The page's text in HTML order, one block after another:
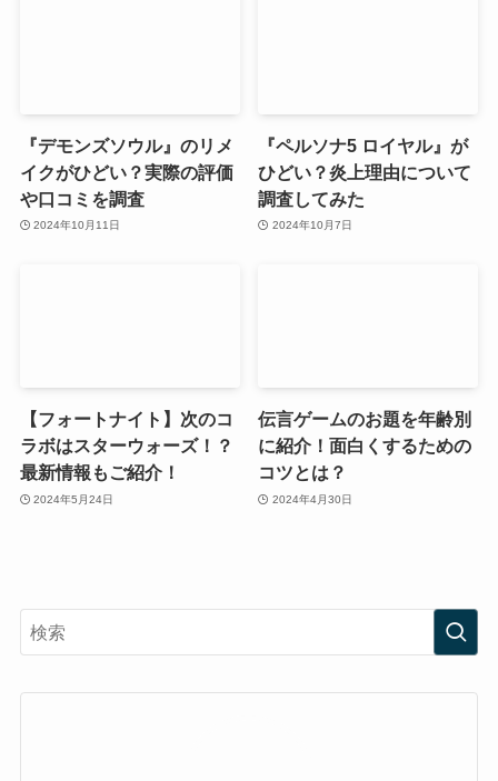
『デモンズソウル』のリメ
イクがひどい？実際の評価
や口コミを調査
2024年10月11日
『ペルソナ5 ロイヤル』が
ひどい？炎上理由について
調査してみた
2024年10月7日
【フォートナイト】次のコ
ラボはスターウォーズ！？
最新情報もご紹介！
2024年5月24日
伝言ゲームのお題を年齢別
に紹介！面白くするための
コツとは？
2024年4月30日